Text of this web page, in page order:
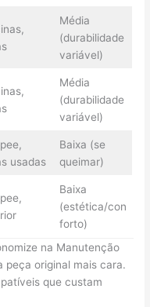
Média
(durabilidade
variável)
Média
(durabilidade
variável)
usadas
Baixa (se
queimar)
Baixa
(estética/con
forto)
na Manutenção
peça original mais cara.
que custam